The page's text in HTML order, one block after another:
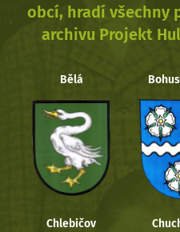
obcí, hradí všechny
archivu Projekt
Bělá
Chlebičov